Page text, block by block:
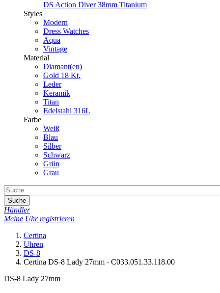
DS Action Diver 38mm Titanium
Styles
Modern
Dress Watches
Aqua
Vintage
Material
Diamant(en)
Gold 18 Kt.
Leder
Keramik
Titan
Edelstahl 316L
Farbe
Weiß
Blau
Silber
Schwarz
Grün
Grau
Suche
Händler
Meine Uhr registrieren
Certina
Uhren
DS-8
Certina DS-8 Lady 27mm - C033.051.33.118.00
DS-8 Lady 27mm